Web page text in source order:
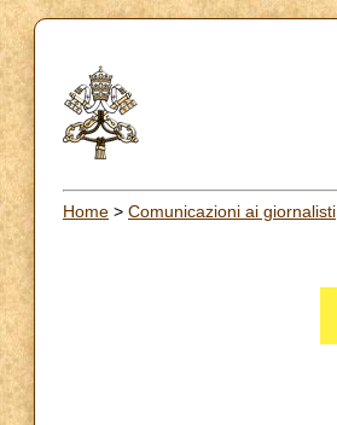
Home > Comunicazioni ai giornalisti